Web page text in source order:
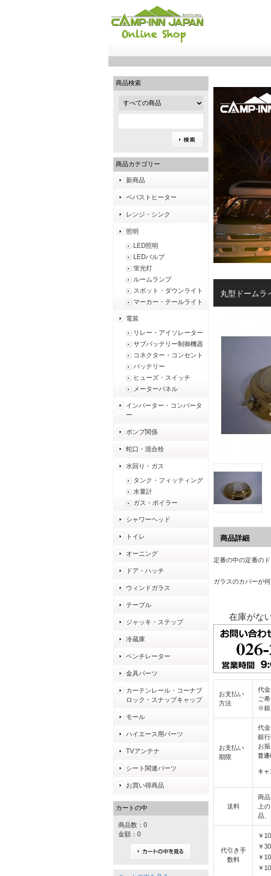
丸型ドームラ
商品詳細
定番の中の定番のド
ガラスのカバーが
在庫がな
お支払い
方法
代
ご
※銀
お支払い
期限
代
銀
お
普通
キ
送料
商
上
品
代引き手
数料
￥
￥
￥
￥
商品検索
商品カテゴリー
新商品
ベバストヒーター
レンジ・シンク
照明
LED照明
LEDバルブ
蛍光灯
ルームランプ
スポット・ダウンライト
マーカー・テールライト
電装
リレー・アイソレーター
サブバッテリー制御機器
コネクター・コンセント
バッテリー
ヒューズ・スイッチ
メーターパネル
インバーター・コンバータ
ー
ポンプ関係
蛇口・混合栓
水回り・ガス
タンク・フィッティング
水量計
ガス・ボイラー
シャワーヘッド
トイレ
オーニング
ドア・ハッチ
ウィンドガラス
テーブル
ジャッキ・ステップ
冷蔵庫
ベンチレーター
金具パーツ
カーテンレール・コーナブ
ロック・スナップキャップ
モール
ハイエース用パーツ
TVアンテナ
シート関連パーツ
お買い得商品
カートの中
商品数：0
金額：0